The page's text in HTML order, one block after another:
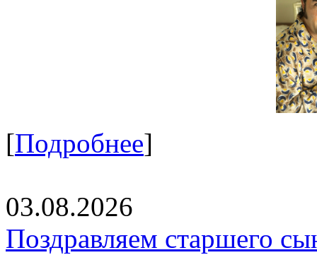
[Подробнее]
03.08.2026
Поздравляем старшего